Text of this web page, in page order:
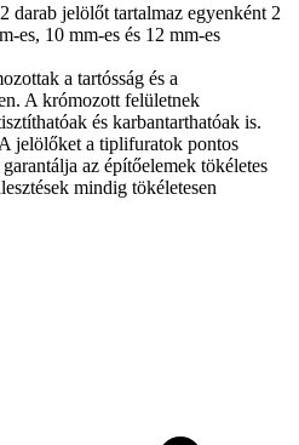
darab jelölőt tartalmaz egyenként 2
es, 10 mm-es és 12 mm-es
a tartósság és a
A krómozott felületnek
és karbantarthatóak is.
jelölőket a tiplifuratok pontos
az építőelemek tökéletes
mindig tökéletesen